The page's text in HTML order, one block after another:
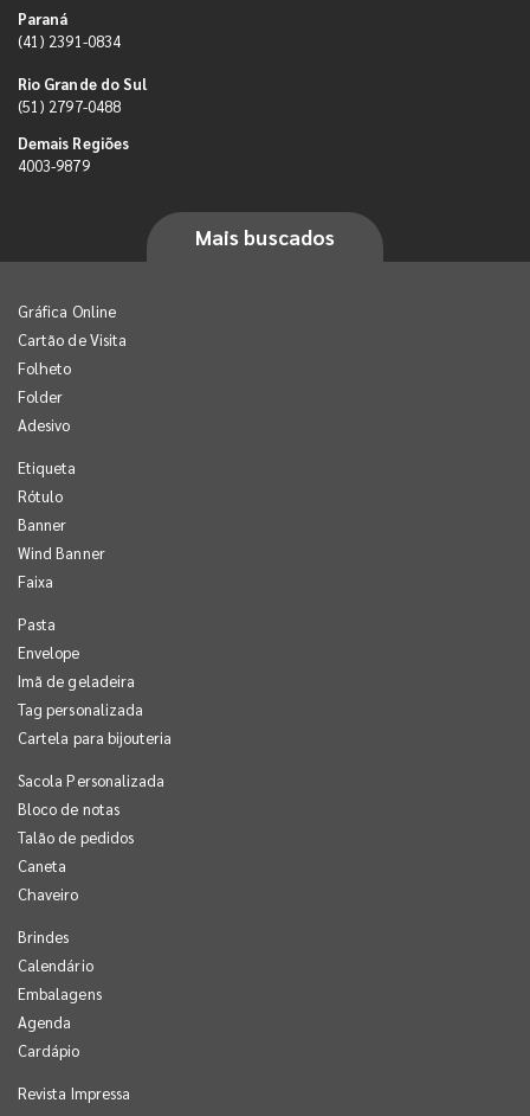
Paraná
(41) 2391-0834
Rio Grande do Sul
(51) 2797-0488
Demais Regiões
4003-9879
Mais buscados
Gráfica Online
Cartão de Visita
Folheto
Folder
Adesivo
Etiqueta
Rótulo
Banner
Wind Banner
Faixa
Pasta
Envelope
Imã de geladeira
Tag personalizada
Cartela para bijouteria
Sacola Personalizada
Bloco de notas
Talão de pedidos
Caneta
Chaveiro
Brindes
Calendário
Embalagens
Agenda
Cardápio
Revista Impressa